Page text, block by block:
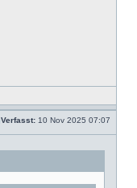
Verfasst: 10 Nov 2025 07:07